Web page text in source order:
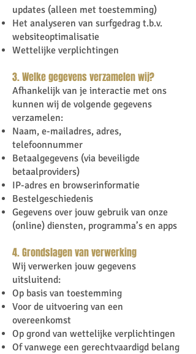
updates (alleen met toestemming)
Het analyseren van surfgedrag t.b.v.
websiteoptimalisatie
Wettelijke verplichtingen
3. Welke gegevens verzamelen wij?
Afhankelijk van je interactie met ons
kunnen wij de volgende gegevens
verzamelen:
Naam, e-mailadres, adres,
telefoonnummer
Betaalgegevens (via beveiligde
betaalproviders)
IP-adres en browserinformatie
Bestelgeschiedenis
Gegevens over jouw gebruik van onze
(online) diensten, programma’s en apps
4. Grondslagen van verwerking
Wij verwerken jouw gegevens
uitsluitend:
Op basis van toestemming
Voor de uitvoering van een
overeenkomst
Op grond van wettelijke verplichtingen
Of vanwege een gerechtvaardigd belang